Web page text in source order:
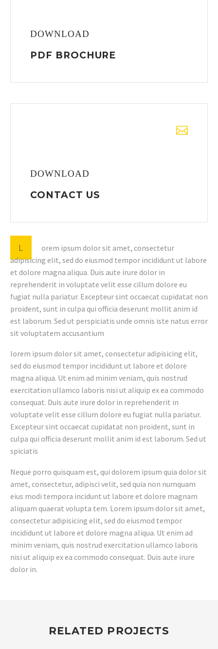
DOWNLOAD
PDF BROCHURE
DOWNLOAD
CONTACT US
L
orem ipsum dolor sit amet, consectetur
adipisicing elit, sed do eiusmod tempor incididunt ut labore
et dolore magna aliqua. Duis aute irure dolor in
reprehenderit in voluptate velit esse cillum dolore eu
fugiat nulla pariatur. Excepteur sint occaecat cupidatat non
proident, sunt in culpa qui officia deserunt mollit anim id
est laborum. Sed ut perspiciatis unde omnis iste natus error
sit voluptatem accusantium
lorem ipsum dolor sit amet, consectetur adipisicing elit,
sed do eiusmod tempor incididunt ut labore et dolore
magna aliqua. Ut enim ad minim veniam, quis nostrud
exercitation ullamco laboris nisi ut aliquip ex ea commodo
consequat. Duis aute irure dolor in reprehenderit in
voluptate velit esse cillum dolore eu fugiat nulla pariatur.
Excepteur sint occaecat cupidatat non proident, sunt in
culpa qui officia deserunt mollit anim id est laborum. Sed ut
spiciatis
Neque porro quisquam est, qui dolorem ipsum quia dolor sit
amet, consectetur, adipisci velit, sed quia non numquam
eius modi tempora incidunt ut labore et dolore magnam
aliquam quaerat volupta tem. Lorem ipsum dolor sit amet,
consectetur adipisicing elit, sed do eiusmod tempor
incididunt ut labore et dolore magna aliqua. Ut enim ad
minim veniam, quis nostrud exercitation ullamco laboris
nisi ut aliquip ex ea commodo consequat. Duis aute irure
dolor in.
RELATED PROJECTS